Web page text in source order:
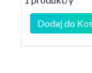
Dodaj do